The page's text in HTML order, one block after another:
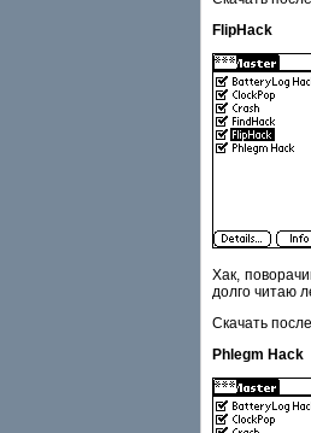
FlipHack
Хак,
долго читаю
Скачать
Phlegm Hack